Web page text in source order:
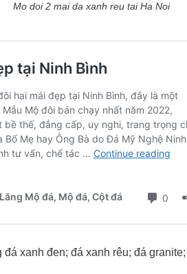
Mo doi 2 mai da xanh reu tai Ha Noi
đá xanh đen; đá xanh rêu; đá